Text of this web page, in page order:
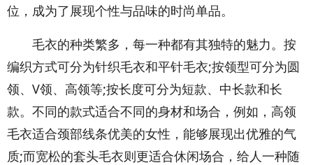
位，成为了展现个性与品味的时尚单品。
毛衣的种类繁多，每一种都有其独特的魅力。按
编织方式可分为针织毛衣和平针毛衣;按领型可分为圆
领、V领、高领等;按长度可分为短款、中长款和长
款。不同的款式适合不同的身材和场合，例如，高领
毛衣适合颈部线条优美的女性，能够展现出优雅的气
质;而宽松的套头毛衣则更适合休闲场合，给人一种随